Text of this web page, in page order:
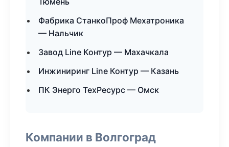
Фабрика СтанкоПроф Мехатроника
— Нальчик
Завод Line Контур — Махачкала
Инжиниринг Line Контур — Казань
ПК Энерго ТехРесурс — Омск
Компании в Волгоград